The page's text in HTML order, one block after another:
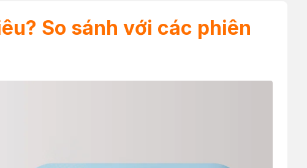
So sánh với các phiên